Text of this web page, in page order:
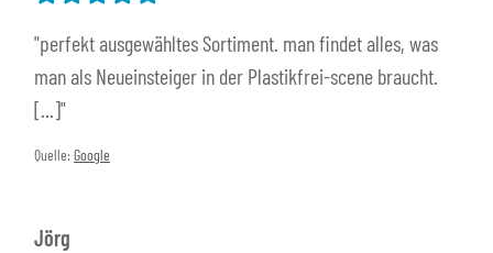
"perfekt ausgewähltes Sortiment. man findet alles, was
man als Neueinsteiger in der Plastikfrei-scene braucht.
[...]"
Quelle: Google
Jörg